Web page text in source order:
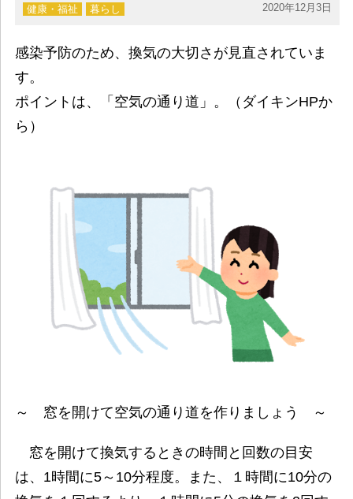
健康・福祉 暮らし 2020年12月3日
感染予防のため、換気の大切さが見直されていま
す。
ポイントは、「空気の通り道」。（ダイキンHPか
ら）
～ 窓を開けて空気の通り道を作りましょう ～
窓を開けて換気するときの時間と回数の目安
は、1時間に5～10分程度。また、１時間に10分の